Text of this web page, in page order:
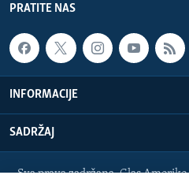
PRATITE NAS
INFORMACIJE
SADRŽAJ